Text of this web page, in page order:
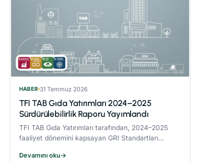
HABER 31 Temmuz 2026
TFI TAB Gıda Yatırımları 2024–2025
Sürdürülebilirlik Raporu Yayımlandı
TFI TAB Gıda Yatırımları tarafından, 2024–2025
faaliyet dönemini kapsayan GRI Standartları
Devamını oku→